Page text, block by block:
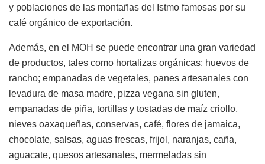
y poblaciones de las montañas del Istmo famosas por su
café orgánico de exportación.
Además, en el MOH se puede encontrar una gran variedad
de productos, tales como hortalizas orgánicas; huevos de
rancho; empanadas de vegetales, panes artesanales con
levadura de masa madre, pizza vegana sin gluten,
empanadas de piña, tortillas y tostadas de maíz criollo,
nieves oaxaqueñas, conservas, café, flores de jamaica,
chocolate, salsas, aguas frescas, frijol, naranjas, caña,
aguacate, quesos artesanales, mermeladas sin